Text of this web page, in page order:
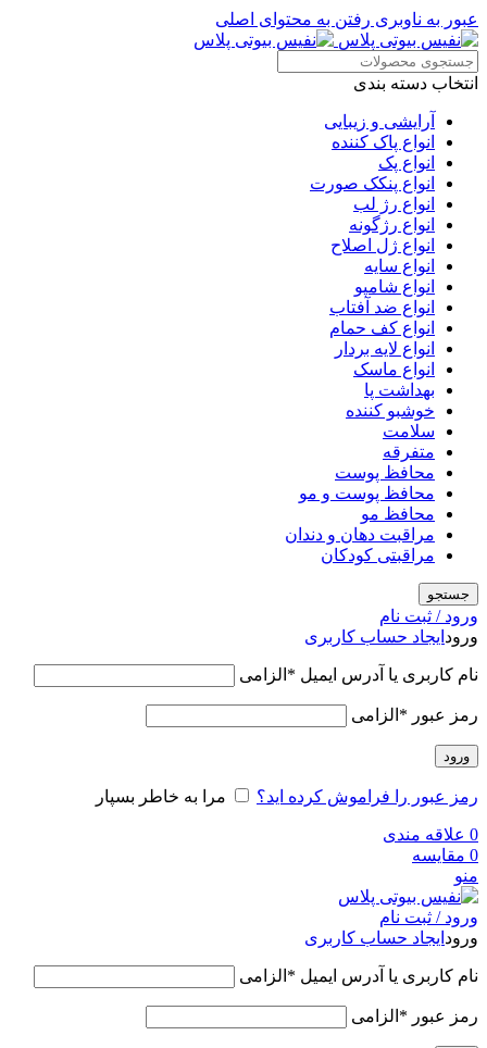
عبور به ناوبری رفتن به محتوای اصلی
انتخاب دسته بندی
آرایشی و زیبایی
انواع پاک کننده
انواع پک
انواع پنکک صورت
انواع رژ لب
انواع رژگونه
انواع ژل اصلاح
انواع سایه
انواع شامپو
انواع ضد آفتاب
انواع کف حمام
انواع لایه بردار
انواع ماسک
بهداشت پا
خوشبو کننده
سلامت
متفرقه
محافظ پوست
محافظ پوست و مو
محافظ مو
مراقبت دهان و دندان
مراقبتی کودکان
جستجو
ورود / ثبت نام
ورود ایجاد حساب کاربری
نام کاربری یا آدرس ایمیل * الزامی
رمز عبور * الزامی
ورود
رمز عبور را فراموش کرده اید؟ مرا به خاطر بسپار
0 علاقه مندی
0 مقایسه
منو
ورود / ثبت نام
ورود ایجاد حساب کاربری
نام کاربری یا آدرس ایمیل * الزامی
رمز عبور * الزامی